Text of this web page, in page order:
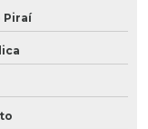
Piraí